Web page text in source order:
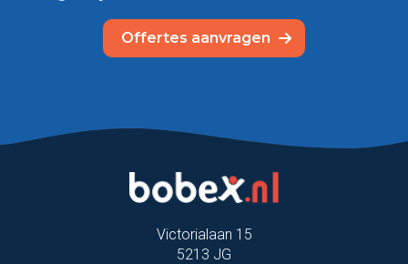
Offertes aanvragen
Victorialaan 15
5213 JG